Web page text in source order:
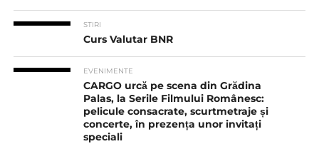
STIRI
Curs Valutar BNR
EVENIMENTE
CARGO urcă pe scena din Grădina
Palas, la Serile Filmului Românesc:
pelicule consacrate, scurtmetraje și
concerte, în prezența unor invitați
speciali